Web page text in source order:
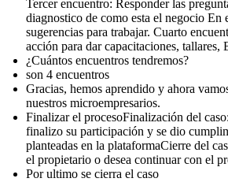
Tercer encuentro: Responder las
diagnostico de como esta el negocio En
sugerencias para trabajar. Cuarto
acción para dar capacitaciones, tallares,
¿Cuántos encuentros tendremos?
son 4 encuentros
Gracias, hemos aprendido y ahora
nuestros microempresarios.
Finalizar el procesoFinalización del
finalizo su participación y se dio
planteadas en la plataformaCierre del
el propietario o desea continuar con el
Por ultimo se cierra el caso